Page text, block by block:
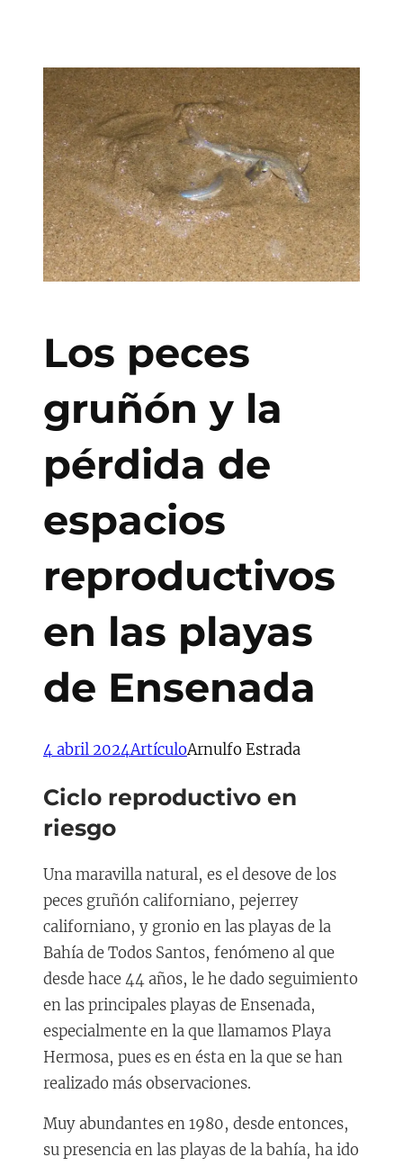
Los peces
gruñón y la
pérdida de
espacios
reproductivos
en las playas
de Ensenada
4 abril 2024ArtículoArnulfo Estrada
Ciclo reproductivo en
riesgo
Una maravilla natural, es el desove de los
peces gruñón californiano, pejerrey
californiano, y gronio en las playas de la
Bahía de Todos Santos, fenómeno al que
desde hace 44 años, le he dado seguimiento
en las principales playas de Ensenada,
especialmente en la que llamamos Playa
Hermosa, pues es en ésta en la que se han
realizado más observaciones.
Muy abundantes en 1980, desde entonces,
su presencia en las playas de la bahía, ha ido